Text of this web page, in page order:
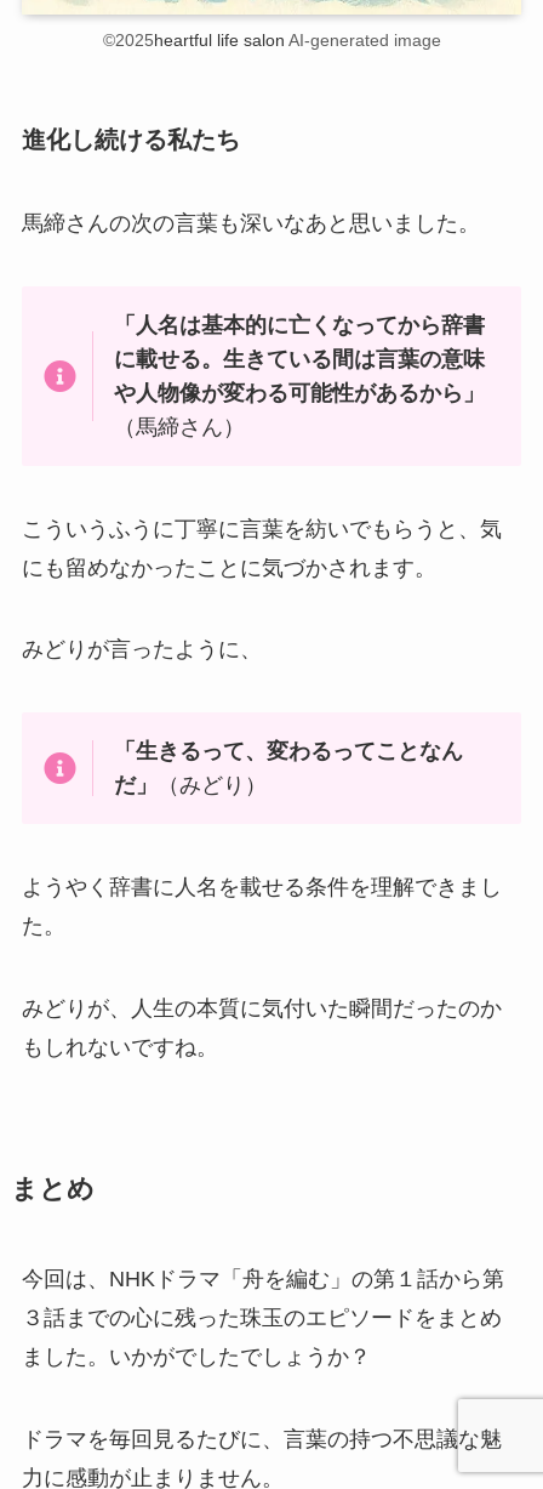
©2025heartful life salon AI-generated image
進化し続ける私たち
馬締さんの次の言葉も深いなあと思いました。
「人名は基本的に亡くなってから辞書
に載せる。生きている間は言葉の意味
や人物像が変わる可能性があるから」
（馬締さん）
こういうふうに丁寧に言葉を紡いでもらうと、気
にも留めなかったことに気づかされます。
みどりが言ったように、
「生きるって、変わるってことなん
だ」
（みどり）
ようやく辞書に人名を載せる条件を理解できまし
た。
みどりが、人生の本質に気付いた瞬間だったのか
もしれないですね。
まとめ
今回は、NHKドラマ「舟を編む」の第１話から第
３話までの心に残った珠玉のエピソードをまとめ
ました。いかがでしたでしょうか？
ドラマを毎回見るたびに、言葉の持つ不思議な魅
力に感動が止まりません。